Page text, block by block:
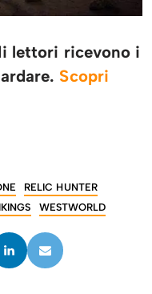
lettori ricevono i
Scopri
RELIC HUNTER
WESTWORLD